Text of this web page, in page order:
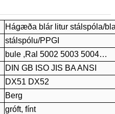
Hágæða blár litur stálspóla/
stálspólu/PPGI
bule ,Ral 5002 5003 5004…
DIN GB ISO JIS BA ANSI
DX51 DX52
Berg
gróft, fínt